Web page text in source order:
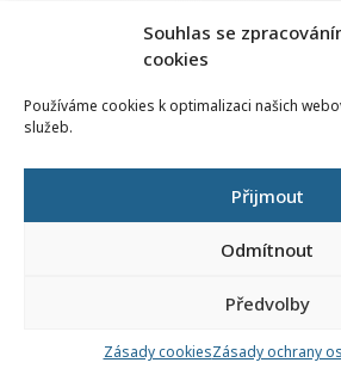
Souhlas se
cookies
Používáme cookies k optimalizaci našich
služeb.
Přijmout
Odmítnout
Předvolby
Zásady cookiesZásady ochrany
Přehled PK pro splnění MZK
Národní